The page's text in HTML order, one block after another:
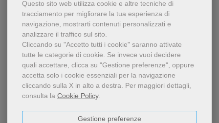
Questo sito web utilizza cookie e altre tecniche di
tracciamento per migliorare la tua esperienza di
navigazione, mostrarti contenuti personalizzati e
analizzare il traffico sul sito.
Cliccando su "Accetto tutti i cookie" saranno attivate
tutte le categorie di cookie. Se invece vuoi decidere
quali accettare, clicca su "Gestione preferenze", oppure
accetta solo i cookie essenziali per la navigazione
cliccando sulla X in alto a destra. Per maggiori dettagli,
consulta la Cookie Policy.
Gestione preferenze
Condividi
Dello stesso autore